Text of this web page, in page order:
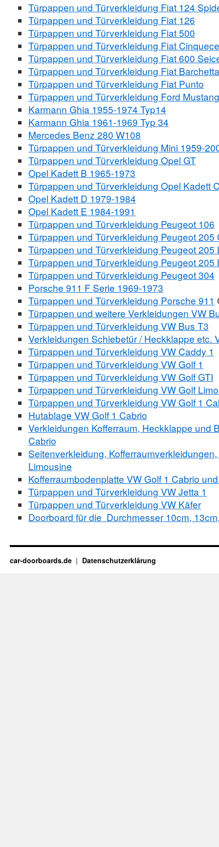
Türpappen und Türverkleidung Fiat 124
Türpappen und Türverkleidung Fiat 126
Türpappen und Türverkleidung Fiat 500
Türpappen und Türverkleidung Fiat
Türpappen und Türverkleidung Fiat 600
Türpappen und Türverkleidung Fiat Barchetta
Türpappen und Türverkleidung Fiat Punto
Türpappen und Türverkleidung Ford
Karmann Ghia 1955-1974 Typ14
Karmann Ghia 1961-1969 Typ 34
Mercedes Benz 280 W108
Türpappen und Türverkleidung Mini 1959-
Türpappen und Türverkleidung Opel GT
Opel Kadett B 1965-1973
Türpappen und Türverkleidung Opel Kadett
Opel Kadett D 1979-1984
Opel Kadett E 1984-1991
Türpappen und Türverkleidung Peugeot 106
Türpappen und Türverkleidung Peugeot 205
Türpappen und Türverkleidung Peugeot 205
Türpappen und Türverkleidung Peugeot 205
Türpappen und Türverkleidung Peugeot 304
Porsche 911 F Serie 1969-1973
Türpappen und Türverkleidung Porsche 911
Türpappen und weitere Verkleidungen VW
Türpappen und Türverkleidung VW Bus T3
Verkleidungen Schiebetür / Heckklappe etc.
Türpappen und Türverkleidung VW Caddy 1
Türpappen und Türverkleidung VW Golf 1
Türpappen und Türverkleidung VW Golf GTI
Türpappen und Türverkleidung VW Golf
Türpappen und Türverkleidung VW Golf 1
Hutablage VW Golf 1 Cabrio
Verkleidungen Kofferraum, Heckklappe und
Cabrio
Seitenverkleidung,
Limousine
Kofferraumbodenplatte VW Golf 1 Cabrio
Türpappen und Türverkleidung VW Jetta 1
Türpappen und Türverkleidung VW Käfer
Doorboard für die Durchmesser 10cm,
car-doorboards.de Datenschutzerklärung